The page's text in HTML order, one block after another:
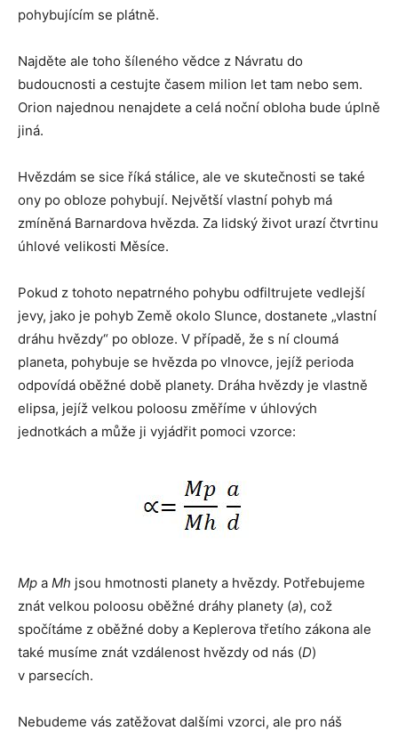
pohybujícím se plátně.
Najděte ale toho šíleného vědce z Návratu do
budoucnosti a cestujte časem milion let tam nebo sem.
Orion najednou nenajdete a celá noční obloha bude úplně
jiná.
Hvězdám se sice říká stálice, ale ve skutečnosti se také
ony po obloze pohybují. Největší vlastní pohyb má
zmíněná Barnardova hvězda. Za lidský život urazí čtvrtinu
úhlové velikosti Měsíce.
Pokud z tohoto nepatrného pohybu odfiltrujete vedlejší
jevy, jako je pohyb Země okolo Slunce, dostanete „vlastní
dráhu hvězdy“ po obloze. V případě, že s ní cloumá
planeta, pohybuje se hvězda po vlnovce, jejíž perioda
odpovídá oběžné době planety. Dráha hvězdy je vlastně
elipsa, jejíž velkou poloosu změříme v úhlových
jednotkách a může ji vyjádřit pomoci vzorce:
Mp a Mh jsou hmotnosti planety a hvězdy. Potřebujeme
znát velkou poloosu oběžné dráhy planety (a), což
spočítáme z oběžné doby a Keplerova třetího zákona ale
také musíme znát vzdálenost hvězdy od nás (D)
v parsecích.
Nebudeme vás zatěžovat dalšími vzorci, ale pro náš